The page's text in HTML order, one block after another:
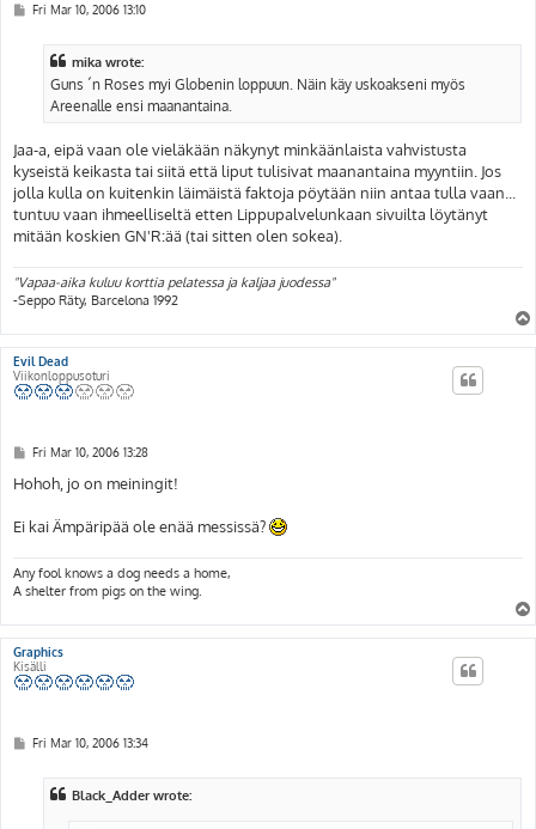
PFri Mar 10, 2006 13:10
mika wrote:
Guns ´n Roses myi Globenin loppuun. Näin käy uskoakseni myös
Areenalle ensi maanantaina.
Jaa-a, eipä vaan ole vieläkään näkynyt minkäänlaista vahvistusta
kyseistä keikasta tai siitä että liput tulisivat maanantaina myyntiin. Jos
jolla kulla on kuitenkin läimäistä faktoja pöytään niin antaa tulla vaan...
tuntuu vaan ihmeelliseltä etten Lippupalvelunkaan sivuilta löytänyt
mitään koskien GN'R:ää (tai sitten olen sokea).
"Vapaa-aika kuluu korttia pelatessa ja kaljaa juodessa"
-Seppo Räty, Barcelona 1992
Evil Dead
Viikonloppusoturi
P
s
t
Fri Mar 10, 2006 13:28
Hohoh, jo on meiningit!
Ei kai Ämpäripää ole enää messissä?
Any fool knows a dog needs a home,
A shelter from pigs on the wing.
Graphics
Kisälli
PFri Mar 10, 2006 13:34
Black_Adder wrote: